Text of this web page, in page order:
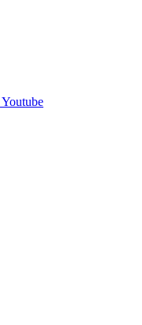
Youtube